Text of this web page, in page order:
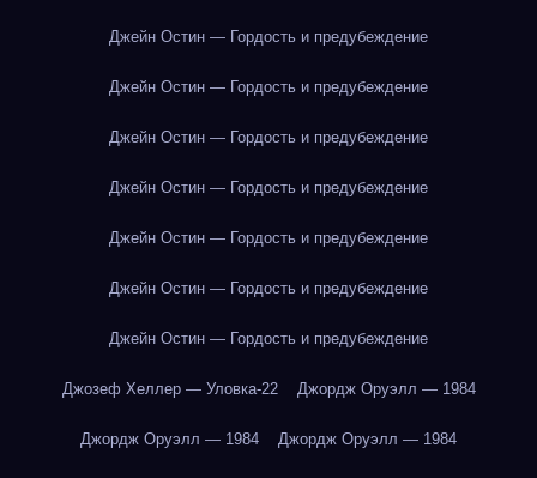
Джейн Остин — Гордость и предубеждение
Джейн Остин — Гордость и предубеждение
Джейн Остин — Гордость и предубеждение
Джейн Остин — Гордость и предубеждение
Джейн Остин — Гордость и предубеждение
Джейн Остин — Гордость и предубеждение
Джейн Остин — Гордость и предубеждение
Джозеф Хеллер — Уловка-22 Джордж Оруэлл — 1984
Джордж Оруэлл — 1984 Джордж Оруэлл — 1984